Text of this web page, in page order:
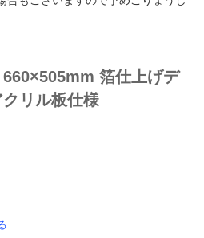
箔仕上げデ
リル板仕様